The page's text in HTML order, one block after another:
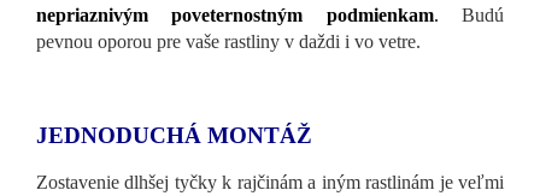
nepriaznivým poveternostným podmienkam. Budú
pevnou oporou pre vaše rastliny v daždi i vo vetre.
JEDNODUCHÁ MONTÁŽ
Zostavenie dlhšej tyčky k rajčinám a iným rastlinám je veľmi